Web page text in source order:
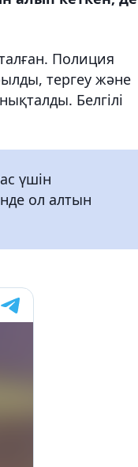
Полиция
тергеу және
Белгілі
үшін
ол алтын